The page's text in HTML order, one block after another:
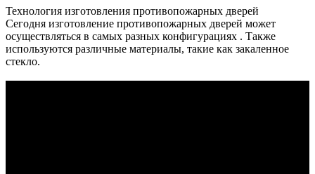
Технология изготовления противопожарных дверей
Сегодня изготовление противопожарных дверей может
осуществляться в самых разных конфигурациях . Также
используются различные материалы, такие как закаленное
стекло.